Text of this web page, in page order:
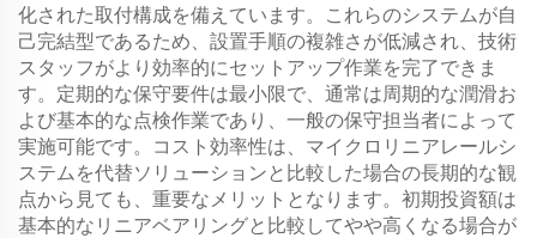
化された取付構成を備えています。これらのシステムが自
己完結型であるため、設置手順の複雑さが低減され、技術
スタッフがより効率的にセットアップ作業を完了できま
す。定期的な保守要件は最小限で、通常は周期的な潤滑お
よび基本的な点検作業であり、一般の保守担当者によって
実施可能です。コスト効率性は、マイクロリニアレールシ
ステムを代替ソリューションと比較した場合の長期的な観
点から見ても、重要なメリットとなります。初期投資額は
基本的なリニアベアリングと比較してやや高くなる場合が